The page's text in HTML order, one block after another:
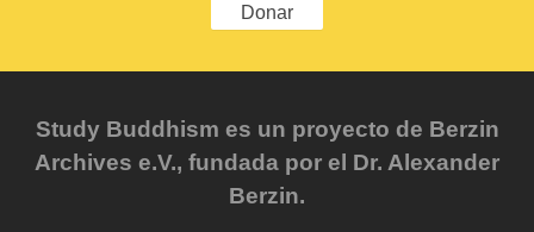
Donar
Study Buddhism es un proyecto de Berzin
Archives e.V., fundada por el Dr. Alexander
Berzin.